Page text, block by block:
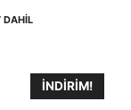
DAHİL
İNDIRIM!